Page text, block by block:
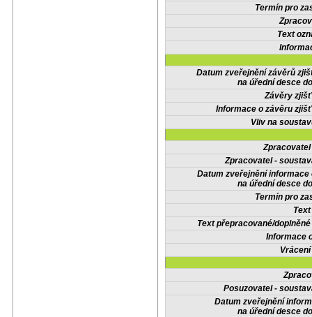
Termín pro
Text
Datum zveřejnění závěrů
na úřední desce
Závěry
Informace o závěru
Vliv na
Zpracovatel -
Datum zveřejnění informace
na úřední desce
Termín pro
Text přepracované/
Informace
Posuzovatel -
Datum zveřejnění
na úřední desce